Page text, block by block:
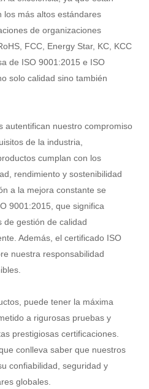
los más altos estándares
de organizaciones
FCC, Energy Star, KC, KCC
de ISO 9001:2015 e ISO
solo calidad sino también
autentifican nuestro compromiso
de la industria,
cumplan con los
rendimiento y sostenibilidad
a la mejora constante se
9001:2015, que significa
de gestión de calidad
Además, el certificado ISO
nuestra responsabilidad
puede tener la máxima
a rigurosas pruebas y
prestigiosas certificaciones.
conlleva saber que nuestros
confiabilidad, seguridad y
globales.